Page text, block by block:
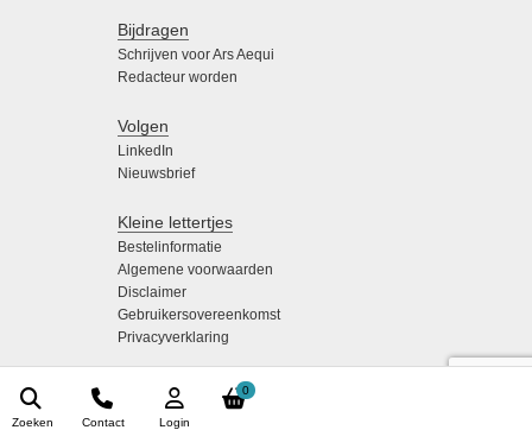
0
Login
Contact
Zoeken
Bijdragen
Schrijven voor Ars Aequi
Redacteur worden
Volgen
LinkedIn
Nieuwsbrief
Kleine lettertjes
Bestelinformatie
Algemene voorwaarden
Disclaimer
Gebruikersovereenkomst
Privacyverklaring